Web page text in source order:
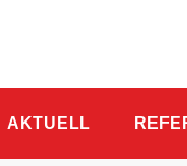
AKTUELL